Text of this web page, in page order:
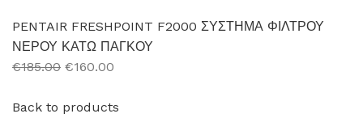
PENTAIR FRESHPOINT F2000 ΣΥΣΤΗΜΑ ΦΙΛΤΡΟΥ
ΝΕΡΟΥ ΚΑΤΩ ΠΑΓΚΟΥ
€185.00 €160.00
Back to products